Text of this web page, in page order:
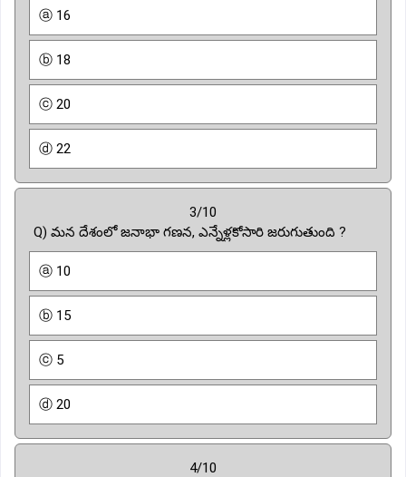
ⓐ 16
ⓑ 18
ⓒ 20
ⓓ 22
3/10
Q) మన దేశంలో జనాభా గణన, ఎన్నేళ్లకోసారి జరుగుతుంది ?
ⓐ 10
ⓑ 15
ⓒ 5
ⓓ 20
4/10